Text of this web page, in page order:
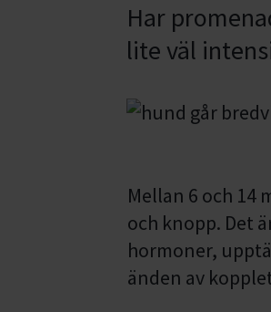
Har
lite väl
Mellan 6 och 14
och knopp. Det
hormoner,
änden av